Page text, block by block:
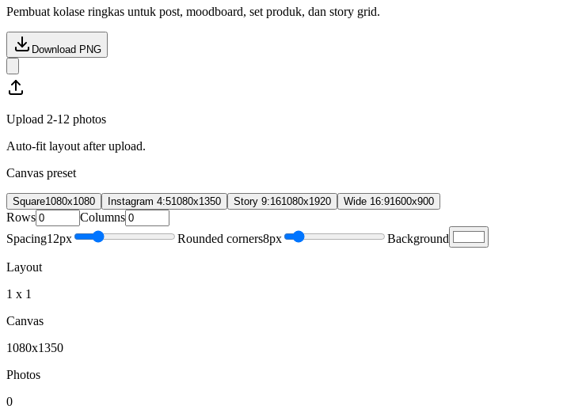
Pembuat kolase ringkas untuk post, moodboard, set produk, dan story grid.
Download PNG
Upload 2-12 photos
Auto-fit layout after upload.
Canvas preset
Square1080x1080 Instagram 4:51080x1350 Story 9:161080x1920 Wide 16:91600x900
Rows
Columns
Spacing12px Rounded corners8px Background
Layout
1 x 1
Canvas
1080x1350
Photos
0